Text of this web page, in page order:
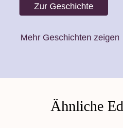
Zur Geschichte
Mehr Geschichten zeigen
Ähnliche